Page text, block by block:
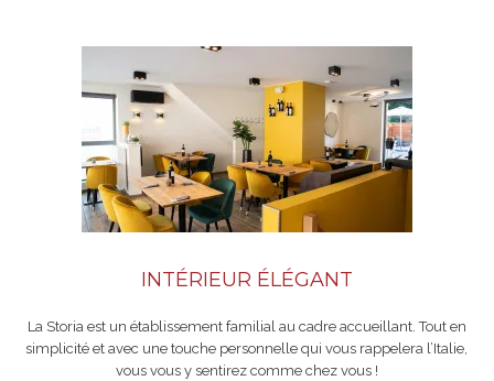
INTÉRIEUR ÉLÉGANT
La Storia est un établissement familial au cadre accueillant. Tout en
simplicité et avec une touche personnelle qui vous rappelera l’Italie,
vous vous y sentirez comme chez vous !